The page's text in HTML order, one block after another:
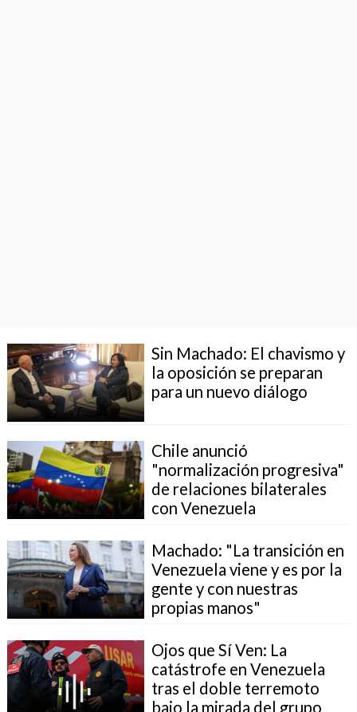
Sin Machado: El chavismo y
la oposición se preparan
para un nuevo diálogo
Chile anunció
"normalización progresiva"
de relaciones bilaterales
con Venezuela
Machado: "La transición en
Venezuela viene y es por la
gente y con nuestras
propias manos"
Ojos que Sí Ven: La
catástrofe en Venezuela
tras el doble terremoto
bajo la mirada del grupo